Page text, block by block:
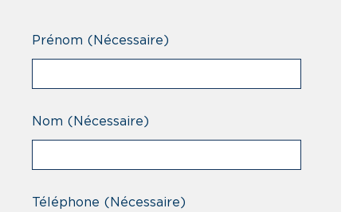
Prénom (Nécessaire)
Nom (Nécessaire)
Téléphone (Nécessaire)